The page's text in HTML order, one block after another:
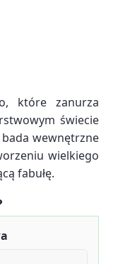
które zanurza
świecie
wewnętrzne
wielkiego
fabułę.